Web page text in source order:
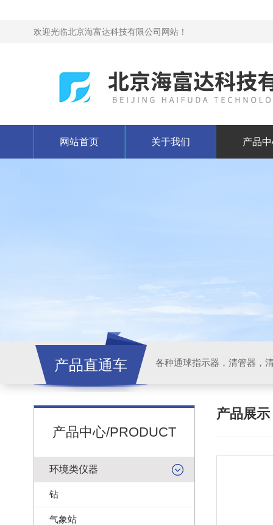
欢迎光临北京海富达科技有限公司网站！
网站首页 关于我们 产品
产品直通车 各种通球指示器，清管器，
产品中心/PRODUCT
环境类仪器
钻
气象站
产品展示